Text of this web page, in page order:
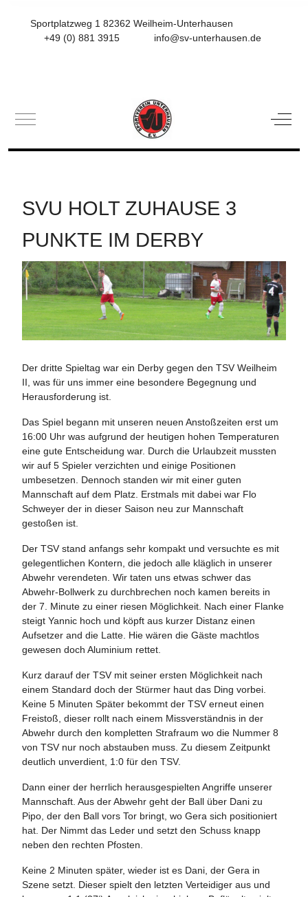
Sportplatzweg 1 82362 Weilheim-Unterhausen
+49 (0) 881 3915
info@sv-unterhausen.de
Mobile Menu Toggle Off-
SVU HOLT ZUHAUSE 3
PUNKTE IM DERBY
Der dritte Spieltag war ein Derby gegen den TSV Weilheim
II, was für uns immer eine besondere Begegnung und
Herausforderung ist.
Das Spiel begann mit unseren neuen Anstoßzeiten erst um
16:00 Uhr was aufgrund der heutigen hohen Temperaturen
eine gute Entscheidung war. Durch die Urlaubzeit mussten
wir auf 5 Spieler verzichten und einige Positionen
umbesetzen. Dennoch standen wir mit einer guten
Mannschaft auf dem Platz. Erstmals mit dabei war Flo
Schweyer der in dieser Saison neu zur Mannschaft
gestoßen ist.
Der TSV stand anfangs sehr kompakt und versuchte es mit
gelegentlichen Kontern, die jedoch alle kläglich in unserer
Abwehr verendeten. Wir taten uns etwas schwer das
Abwehr-Bollwerk zu durchbrechen noch kamen bereits in
der 7. Minute zu einer riesen Möglichkeit. Nach einer Flanke
steigt Yannic hoch und köpft aus kurzer Distanz einen
Aufsetzer and die Latte. Hie wären die Gäste machtlos
gewesen doch Aluminium rettet.
Kurz darauf der TSV mit seiner ersten Möglichkeit nach
einem Standard doch der Stürmer haut das Ding vorbei.
Keine 5 Minuten Später bekommt der TSV erneut einen
Freistoß, dieser rollt nach einem Missverständnis in der
Abwehr durch den kompletten Strafraum wo die Nummer 8
von TSV nur noch abstauben muss. Zu diesem Zeitpunkt
deutlich unverdient, 1:0 für den TSV.
Dann einer der herrlich herausgespielten Angriffe unserer
Mannschaft. Aus der Abwehr geht der Ball über Dani zu
Pipo, der den Ball vors Tor bringt, wo Gera sich positioniert
hat. Der Nimmt das Leder und setzt den Schuss knapp
neben den rechten Pfosten.
Keine 2 Minuten später, wieder ist es Dani, der Gera in
Szene setzt. Dieser spielt den letzten Verteidiger aus und